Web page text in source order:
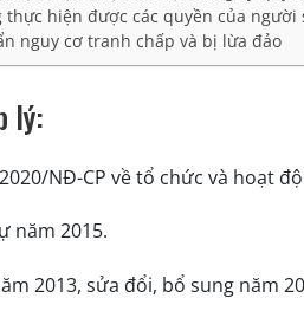
thực hiện được các quyền của
nguy cơ tranh chấp và bị lừa đảo
lý:
NĐ-CP về tổ chức và hoạt
năm 2015.
2013, sửa đổi, bổ sung năm